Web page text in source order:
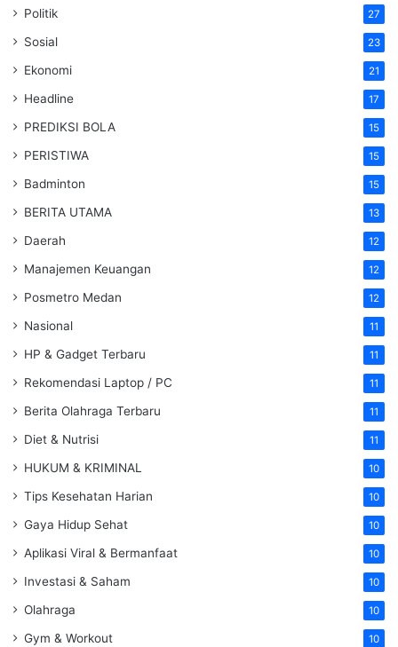
Politik 27
Sosial 23
Ekonomi 21
Headline 17
PREDIKSI BOLA 15
PERISTIWA 15
Badminton 15
BERITA UTAMA 13
Daerah 12
Manajemen Keuangan 12
Posmetro Medan 12
Nasional 11
HP & Gadget Terbaru 11
Rekomendasi Laptop / PC 11
Berita Olahraga Terbaru 11
Diet & Nutrisi 11
HUKUM & KRIMINAL 10
Tips Kesehatan Harian 10
Gaya Hidup Sehat 10
Aplikasi Viral & Bermanfaat 10
Investasi & Saham 10
Olahraga 10
Gym & Workout 10